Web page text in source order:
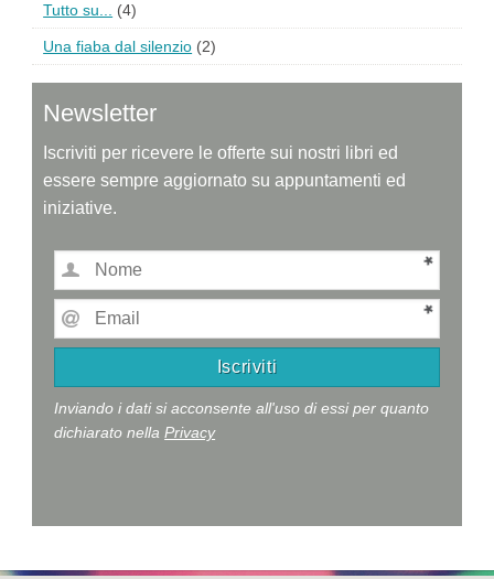
Tutto su... (4)
Una fiaba dal silenzio (2)
Newsletter
Iscriviti per ricevere le offerte sui nostri libri ed
essere sempre aggiornato su appuntamenti ed
iniziative.
Inviando i dati si acconsente all'uso di essi per quanto
dichiarato nellaPrivacy